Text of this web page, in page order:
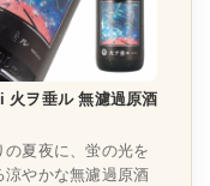
火ヲ垂ル 無濾過原酒
の夏夜に、蛍の光を
涼やかな無濾過原酒